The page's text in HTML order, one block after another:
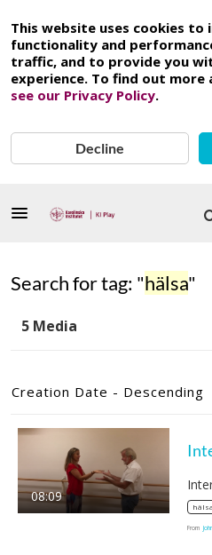
This website uses cookies to
functionality and
traffic, and to provide you
experience. To find out more
see our Privacy Policy.
Decline
Search for tag: "hälsa"
5 Media
Creation Date - Descending
08:09
hälsa
From